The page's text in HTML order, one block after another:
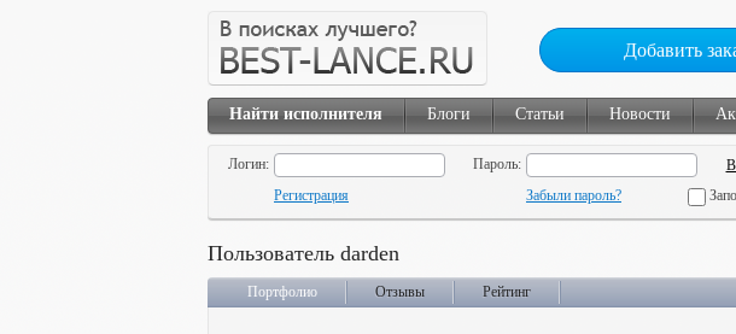
Добавить
Найти исполнителя Блоги Статьи Новости
Логин:
Пароль:
Регистрация
Забыли пароль?
Пользователь darden
Портфолио Отзывы Рейтинг